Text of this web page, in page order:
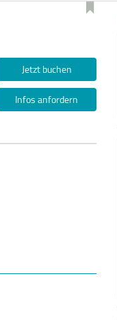
Jetzt buchen
Infos anfordern